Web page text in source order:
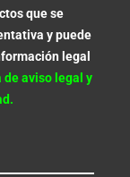
que se
y puede
legal
de aviso legal y